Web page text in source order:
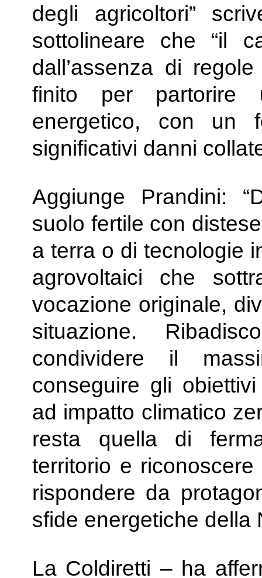
degli agricoltori”
sottolineare che “il
dall’assenza di
finito per partorire
energetico, con un
significativi danni
Aggiunge Prandini:
suolo fertile con
a terra o di tecnologie
agrovoltaici che
vocazione originale,
situazione.
condividere il
conseguire gli
ad impatto climatico
resta quella di
territorio e
rispondere da
sfide energetiche della
La Coldiretti – ha